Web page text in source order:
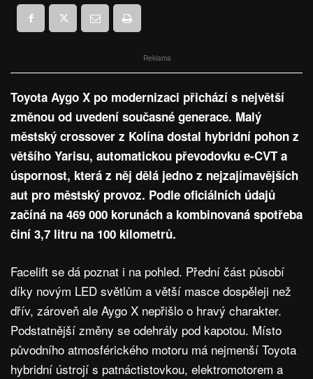
Reklama
Toyota Aygo X po modernizaci přichází s největší
změnou od uvedení současné generace. Malý
městský crossover z Kolína dostal hybridní pohon z
většího Yarisu, automatickou převodovku e-CVT a
úspornost, která z něj dělá jedno z nejzajímavějších
aut pro městský provoz. Podle oficiálních údajů
začíná na 469 000 korunách a kombinovaná spotřeba
činí 3,7 litru na 100 kilometrů.
Facelift se dá poznat i na pohled. Přední část působí
díky novým LED světlům a větší masce dospěleji než
dřív, zároveň ale Aygo X nepřišlo o hravý charakter.
Podstatnější změny se odehrály pod kapotou. Místo
původního atmosférického motoru má nejmenší Toyota
hybridní ústrojí s patnáctistovkou, elektromotorem a